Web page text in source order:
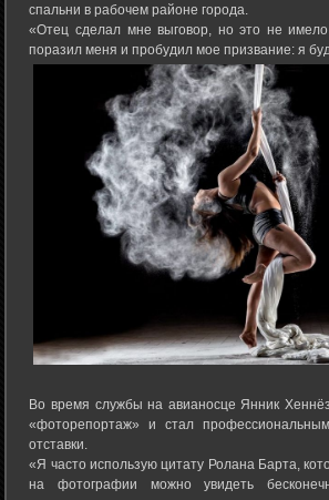
спальни в рабочем районе города.
«Отец сделал мне выговор, но это не имело
поразил меня и пробудил мое призвание: я
Во время службы на авианосце Янник
«фоторепортаж» и стал
отставки.
«Я часто использую цитату Ролана Барта,
на фотографии можно увидеть